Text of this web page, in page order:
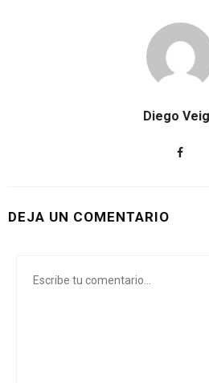
Diego
DEJA UN COMENTARIO